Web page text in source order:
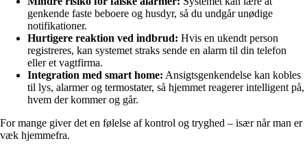
genkende faste beboere og husdyr, så du undgår unødige
notifikationer.
Hurtigere reaktion ved indbrud: Hvis en ukendt person
registreres, kan systemet straks sende en alarm til din telefon
eller et vagtfirma.
Integration med smart home: Ansigtsgenkendelse kan kobles
til lys, alarmer og termostater, så hjemmet reagerer intelligent på,
hvem der kommer og går.
For mange giver det en følelse af kontrol og tryghed – især når man er
væk hjemmefra.